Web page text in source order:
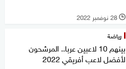
l 28 نوفمبر 2022
رياضة
بينهم 10 لاعبين عربا.. المرشحون
لأفضل لاعب أفريقي 2022